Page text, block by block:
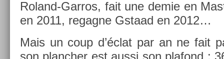
Roland-Garros, fait une demie en
en 2011, re­gag­ne Gstaad en 2012…
Mais un coup d’éclat par an ne fait